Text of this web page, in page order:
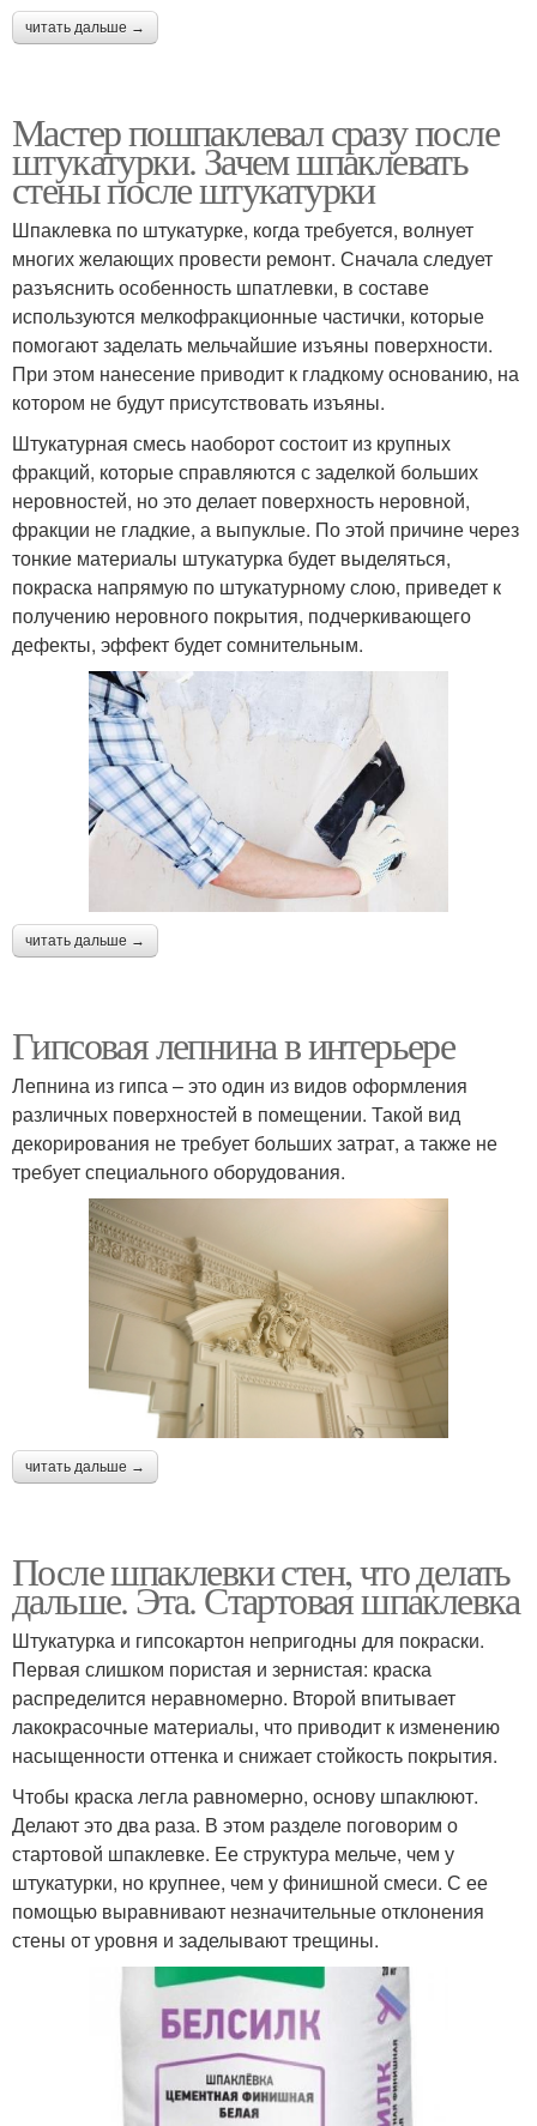
читать дальше →
Мастер пошпаклевал сразу после
штукатурки. Зачем шпаклевать
стены после штукатурки
Шпаклевка по штукатурке, когда требуется, волнует
многих желающих провести ремонт. Сначала следует
разъяснить особенность шпатлевки, в составе
используются мелкофракционные частички, которые
помогают заделать мельчайшие изъяны поверхности.
При этом нанесение приводит к гладкому основанию, на
котором не будут присутствовать изъяны.
Штукатурная смесь наоборот состоит из крупных
фракций, которые справляются с заделкой больших
неровностей, но это делает поверхность неровной,
фракции не гладкие, а выпуклые. По этой причине через
тонкие материалы штукатурка будет выделяться,
покраска напрямую по штукатурному слою, приведет к
получению неровного покрытия, подчеркивающего
дефекты, эффект будет сомнительным.
читать дальше →
Гипсовая лепнина в интерьере
Лепнина из гипса – это один из видов оформления
различных поверхностей в помещении. Такой вид
декорирования не требует больших затрат, а также не
требует специального оборудования.
читать дальше →
После шпаклевки стен, что делать
дальше. Эта. Стартовая шпаклевка
Штукатурка и гипсокартон непригодны для покраски.
Первая слишком пористая и зернистая: краска
распределится неравномерно. Второй впитывает
лакокрасочные материалы, что приводит к изменению
насыщенности оттенка и снижает стойкость покрытия.
Чтобы краска легла равномерно, основу шпаклюют.
Делают это два раза. В этом разделе поговорим о
стартовой шпаклевке. Ее структура мельче, чем у
штукатурки, но крупнее, чем у финишной смеси. С ее
помощью выравнивают незначительные отклонения
стены от уровня и заделывают трещины.